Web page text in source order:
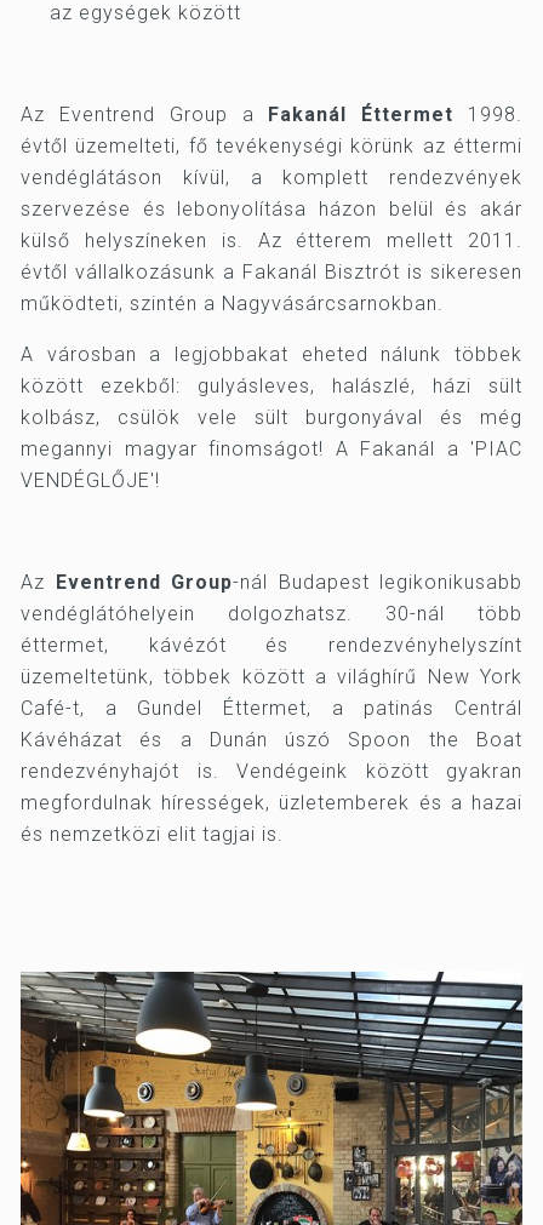
az egységek között
Az Eventrend Group a Fakanál Éttermet 1998.
évtől üzemelteti, fő tevékenységi körünk az éttermi
vendéglátáson kívül, a komplett rendezvények
szervezése és lebonyolítása házon belül és akár
külső helyszíneken is. Az étterem mellett 2011.
évtől vállalkozásunk a Fakanál Bisztrót is sikeresen
működteti, szintén a Nagyvásárcsarnokban.
A városban a legjobbakat eheted nálunk többek
között ezekből: gulyásleves, halászlé, házi sült
kolbász, csülök vele sült burgonyával és még
megannyi magyar finomságot! A Fakanál a 'PIAC
VENDÉGLŐJE'!
Az Eventrend Group-nál Budapest legikonikusabb
vendéglátóhelyein dolgozhatsz. 30-nál több
éttermet, kávézót és rendezvényhelyszínt
üzemeltetünk, többek között a világhírű New York
Café-t, a Gundel Éttermet, a patinás Centrál
Kávéházat és a Dunán úszó Spoon the Boat
rendezvényhajót is. Vendégeink között gyakran
megfordulnak hírességek, üzletemberek és a hazai
és nemzetközi elit tagjai is.